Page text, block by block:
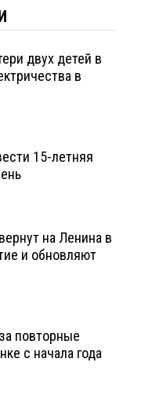
двух детей в
в
15-летняя
на Ленина в
и обновляют
повторные
с начала года